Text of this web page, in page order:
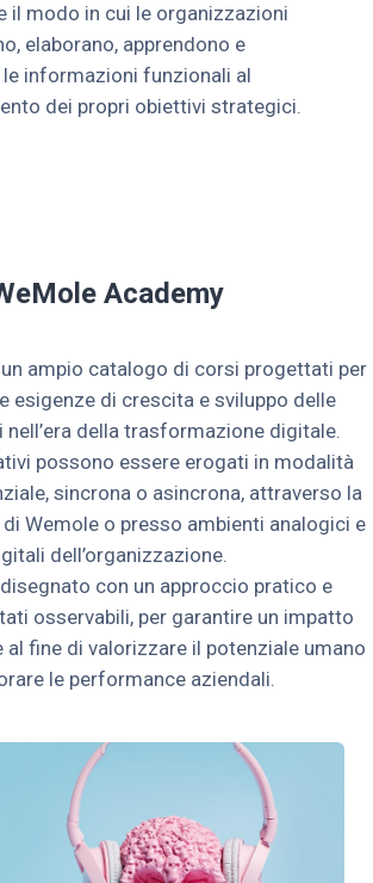
il modo in cui le organizzazioni
elaborano, apprendono e
informazioni funzionali al
dei propri obiettivi strategici.
Academy
ampio catalogo di corsi progettati per
esigenze di crescita e sviluppo delle
della trasformazione digitale.
possono essere erogati in modalità
sincrona o asincrona, attraverso la
Wemole o presso ambienti analogici e
dell’organizzazione.
con un approccio pratico e
osservabili, per garantire un impatto
al fine di valorizzare il potenziale umano
le performance aziendali.